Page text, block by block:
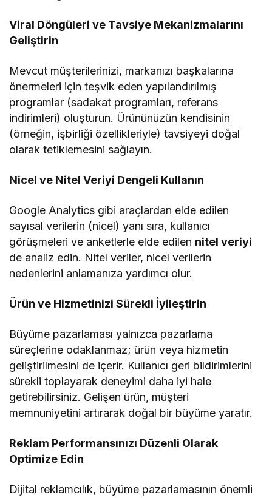
Viral Döngüleri ve Tavsiye Mekanizmalarını
Geliştirin
Mevcut müşterilerinizi, markanızı başkalarına
önermeleri için teşvik eden yapılandırılmış
programlar (sadakat programları, referans
indirimleri) oluşturun. Ürününüzün kendisinin
(örneğin, işbirliği özellikleriyle) tavsiyeyi doğal
olarak tetiklemesini sağlayın.
Nicel ve Nitel Veriyi Dengeli Kullanın
Google Analytics gibi araçlardan elde edilen
sayısal verilerin (nicel) yanı sıra, kullanıcı
görüşmeleri ve anketlerle elde edilen nitel veriyi
de analiz edin. Nitel veriler, nicel verilerin
nedenlerini anlamanıza yardımcı olur.
Ürün ve Hizmetinizi Sürekli İyileştirin
Büyüme pazarlaması yalnızca pazarlama
süreçlerine odaklanmaz; ürün veya hizmetin
geliştirilmesini de içerir. Kullanıcı geri bildirimlerini
sürekli toplayarak deneyimi daha iyi hale
getirebilirsiniz. Gelişen ürün, müşteri
memnuniyetini artırarak doğal bir büyüme yaratır.
Reklam Performansınızı Düzenli Olarak
Optimize Edin
Dijital reklamcılık, büyüme pazarlamasının önemli